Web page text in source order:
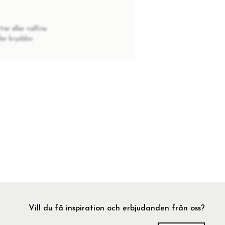
eller valfria
kryddor
Vill du få inspiration och erbjudanden från oss?